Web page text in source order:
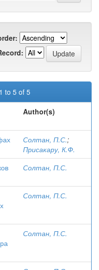
to 5 of 5
Author(s)
Солтан, П.С.;
Присакару, К.Ф.
Солтан, П.С.
Солтан, П.С.
Солтан, П.С.